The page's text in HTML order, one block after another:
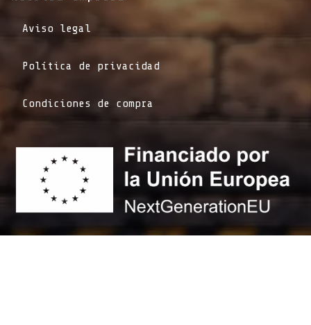
Aviso legal
Política de privacidad
Condiciones de compra